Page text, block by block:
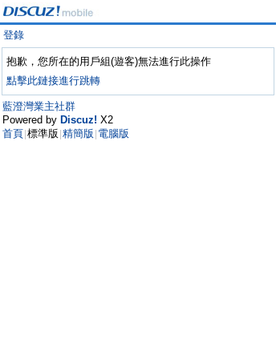
登錄
抱歉，您所在的用戶組(遊客)無法進行此操作
點擊此鏈接進行跳轉
藍澄灣業主社群
Powered by Discuz! X2
首頁 標準版 精簡版 電腦版